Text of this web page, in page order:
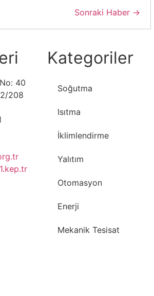
Sonraki Haber →
40
208
Kategoriler
Soğutma
Isıtma
İklimlendirme
Yalıtım
Otomasyon
Enerji
Mekanik Tesisat